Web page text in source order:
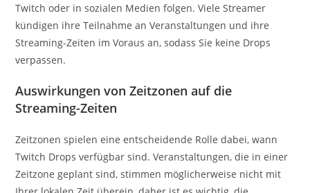
Twitch oder in sozialen Medien folgen. Viele Streamer
kündigen ihre Teilnahme an Veranstaltungen und ihre
Streaming-Zeiten im Voraus an, sodass Sie keine Drops
verpassen.
Auswirkungen von Zeitzonen auf die
Streaming-Zeiten
Zeitzonen spielen eine entscheidende Rolle dabei, wann
Twitch Drops verfügbar sind. Veranstaltungen, die in einer
Zeitzone geplant sind, stimmen möglicherweise nicht mit